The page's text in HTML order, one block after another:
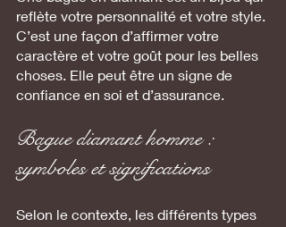
reflète votre personnalité et votre style.
C’est une façon d’affirmer votre
caractère et votre goût pour les belles
choses. Elle peut être un signe de
confiance en soi et d’assurance.
Bague diamant homme :
symboles et significations
Selon le contexte, les différents types